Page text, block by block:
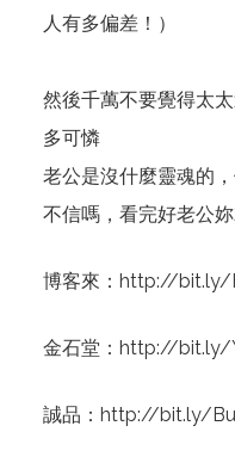
人有多偏差！）
然後千萬不要覺得太
多可憐
老公是沒什麼靈魂的
不信嗎，看完好老公
博客來： http://bit.ly/
金石堂： http://bit.ly/
誠品： http://bit.ly/